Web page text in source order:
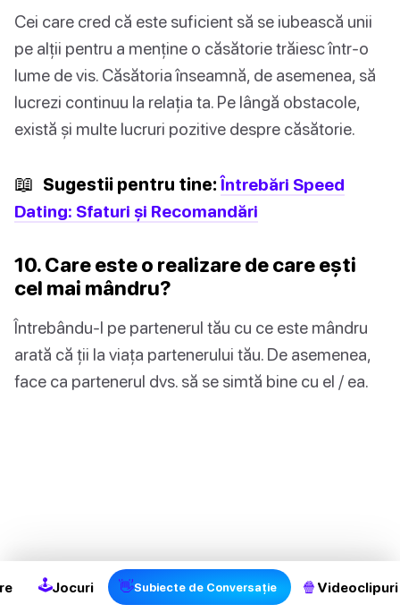
Cei care cred că este suficient să se iubească unii
pe alții pentru a menține o căsătorie trăiesc într-o
lume de vis. Căsătoria înseamnă, de asemenea, să
lucrezi continuu la relația ta. Pe lângă obstacole,
există și multe lucruri pozitive despre căsătorie.
📖 Sugestii pentru tine:Întrebări Speed
Dating: Sfaturi și Recomandări
10. Care este o realizare de care ești
cel mai mândru?
Întrebându-l pe partenerul tău cu ce este mândru
arată că ții la viața partenerului tău. De asemenea,
face ca partenerul dvs. să se simtă bine cu el / ea.
🕹Jocuri 👋Subiecte de Conversație 🍿 Videoclipuri